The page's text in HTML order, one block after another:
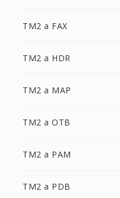
TM2 a FAX
TM2 a HDR
TM2 a MAP
TM2 a OTB
TM2 a PAM
TM2 a PDB